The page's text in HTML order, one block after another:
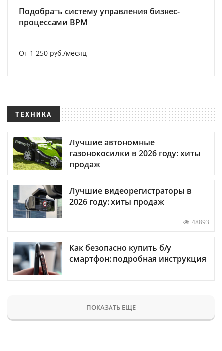
Подобрать систему управления бизнес-
процессами BPM
От 1 250 руб./месяц
ТЕХНИКА
Лучшие автономные
газонокосилки в 2026 году: хиты
продаж
Лучшие видеорегистраторы в
2026 году: хиты продаж
48893
Как безопасно купить б/у
смартфон: подробная инструкция
ПОКАЗАТЬ ЕЩЕ